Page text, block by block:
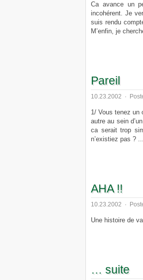
Ca avance un
incohérent. Je
suis rendu
M’enfin, je
Pareil
10.23.2002 ·
1/ Vous tenez un
autre au sein
ca serait trop
n’existiez pas ? ...
AHA !!
10.23.2002 ·
Une histoire de
… suite